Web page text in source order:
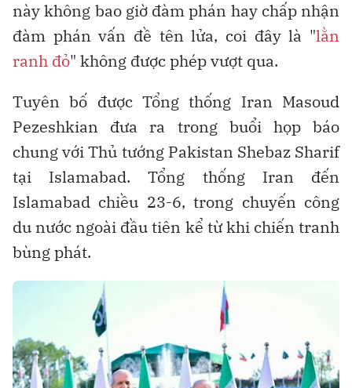
này không bao giờ đàm phán hay chấp nhận
đàm phán vấn đề tên lửa, coi đây là "lằn
ranh đỏ" không được phép vượt qua.
Tuyên bố được Tổng thống Iran Masoud
Pezeshkian đưa ra trong buổi họp báo
chung với Thủ tướng Pakistan Shebaz Sharif
tại Islamabad. Tổng thống Iran đến
Islamabad chiều 23-6, trong chuyến công
du nước ngoài đầu tiên kể từ khi chiến tranh
bùng phát.